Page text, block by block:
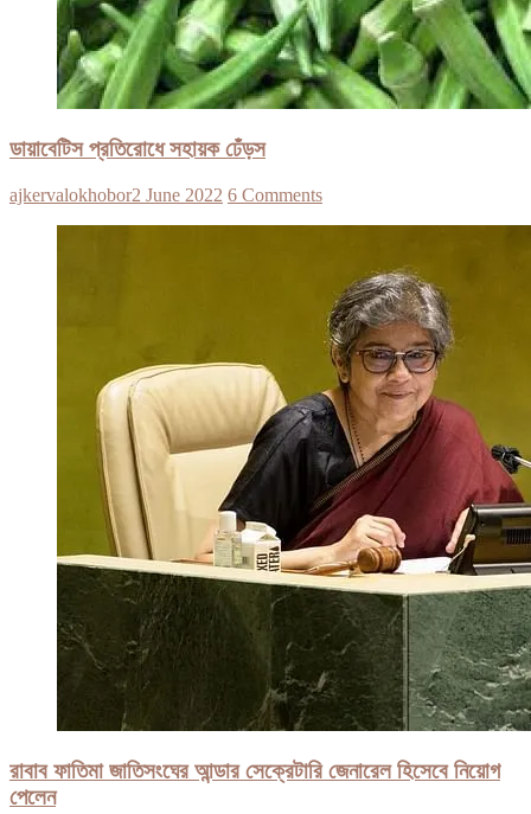
ডায়াবেটিস প্রতিরোধে সহায়ক ঢেঁড়স
ajkervalokhobor2 June 2022 6 Comments
রাবাব ফাতিমা জাতিসংঘের আন্ডার সেক্রেটারি জেনারেল হিসেবে নিয়োগ
পেলেন